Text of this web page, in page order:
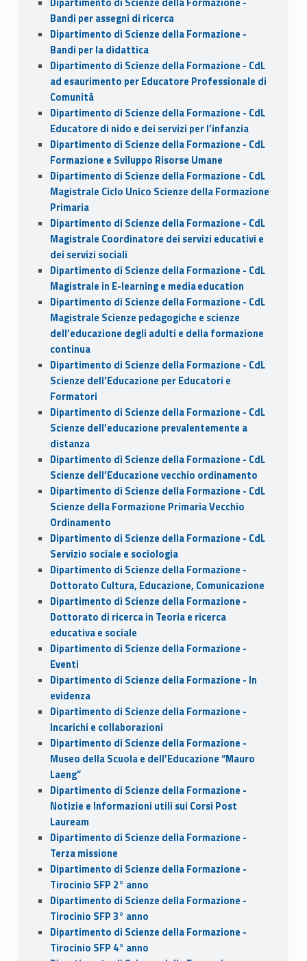
Bandi per assegni di ricerca
Dipartimento di Scienze della Formazione -
Bandi per la didattica
Dipartimento di Scienze della Formazione - CdL
ad esaurimento per Educatore Professionale di
Comunità
Dipartimento di Scienze della Formazione - CdL
Educatore di nido e dei servizi per l’infanzia
Dipartimento di Scienze della Formazione - CdL
Formazione e Sviluppo Risorse Umane
Dipartimento di Scienze della Formazione - CdL
Magistrale Ciclo Unico Scienze della Formazione
Primaria
Dipartimento di Scienze della Formazione - CdL
Magistrale Coordinatore dei servizi educativi e
dei servizi sociali
Dipartimento di Scienze della Formazione - CdL
Magistrale in E-learning e media education
Dipartimento di Scienze della Formazione - CdL
Magistrale Scienze pedagogiche e scienze
dell’educazione degli adulti e della formazione
continua
Dipartimento di Scienze della Formazione - CdL
Scienze dell’Educazione per Educatori e
Formatori
Dipartimento di Scienze della Formazione - CdL
Scienze dell’educazione prevalentemente a
distanza
Dipartimento di Scienze della Formazione - CdL
Scienze dell’Educazione vecchio ordinamento
Dipartimento di Scienze della Formazione - CdL
Scienze della Formazione Primaria Vecchio
Ordinamento
Dipartimento di Scienze della Formazione - CdL
Servizio sociale e sociologia
Dipartimento di Scienze della Formazione -
Dottorato Cultura, Educazione, Comunicazione
Dipartimento di Scienze della Formazione -
Dottorato di ricerca in Teoria e ricerca
educativa e sociale
Dipartimento di Scienze della Formazione -
Eventi
Dipartimento di Scienze della Formazione - In
evidenza
Dipartimento di Scienze della Formazione -
Incarichi e collaborazioni
Dipartimento di Scienze della Formazione -
Museo della Scuola e dell’Educazione “Mauro
Laeng”
Dipartimento di Scienze della Formazione -
Notizie e Informazioni utili sui Corsi Post
Lauream
Dipartimento di Scienze della Formazione -
Terza missione
Dipartimento di Scienze della Formazione -
Tirocinio SFP 2° anno
Dipartimento di Scienze della Formazione -
Tirocinio SFP 3° anno
Dipartimento di Scienze della Formazione -
Tirocinio SFP 4° anno